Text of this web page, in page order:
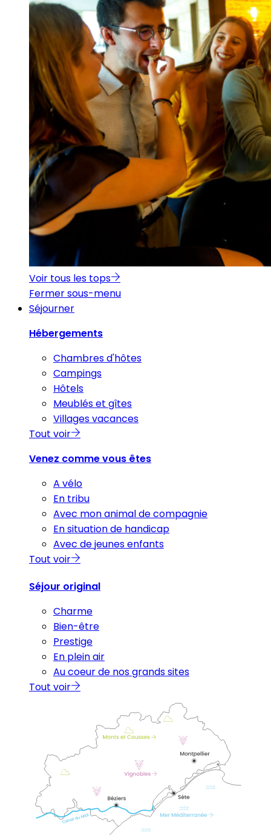
Voir tous les tops
Fermer sous-menu
Séjourner
Hébergements
Chambres d'hôtes
Campings
Hôtels
Meublés et gîtes
Villages vacances
Tout voir
Venez comme vous êtes
A vélo
En tribu
Avec mon animal de compagnie
En situation de handicap
Avec de jeunes enfants
Tout voir
Séjour original
Charme
Bien-être
Prestige
En plein air
Au coeur de nos grands sites
Tout voir